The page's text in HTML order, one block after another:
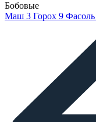
Бобовые
Маш 3 Горох 9 Фасоль